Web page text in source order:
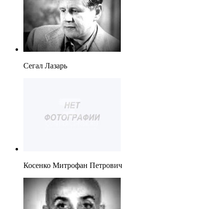
Сегал Лазарь
Косенко Митрофан Петрович